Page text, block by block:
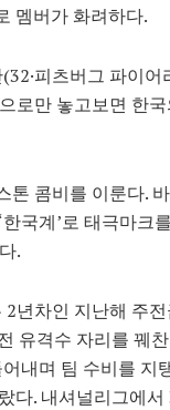
멤버가 화려하다.
피츠버그 파이어
로만 놓고보면 한
톤 콤비를 이룬다.
국계’로 태극마크
.
년차인 지난해 주
유격수 자리를 꿰
내며 팀 수비를 지
다. 내셔널리그에서